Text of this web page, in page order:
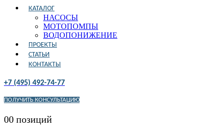
КАТАЛОГ
НАСОСЫ
МОТОПОМПЫ
ВОДОПОНИЖЕНИЕ
ПРОЕКТЫ
СТАТЬИ
КОНТАКТЫ
+7 (495) 492-74-77
ПОЛУЧИТЬ КОНСУЛЬТАЦИЮ
00 позиций